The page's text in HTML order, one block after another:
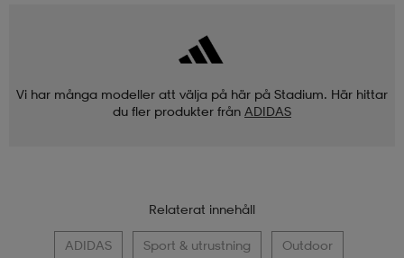
Vi har många modeller att välja på här på Stadium. Här hittar
du fler produkter från ADIDAS
Relaterat innehåll
ADIDAS Sport & utrustning Outdoor